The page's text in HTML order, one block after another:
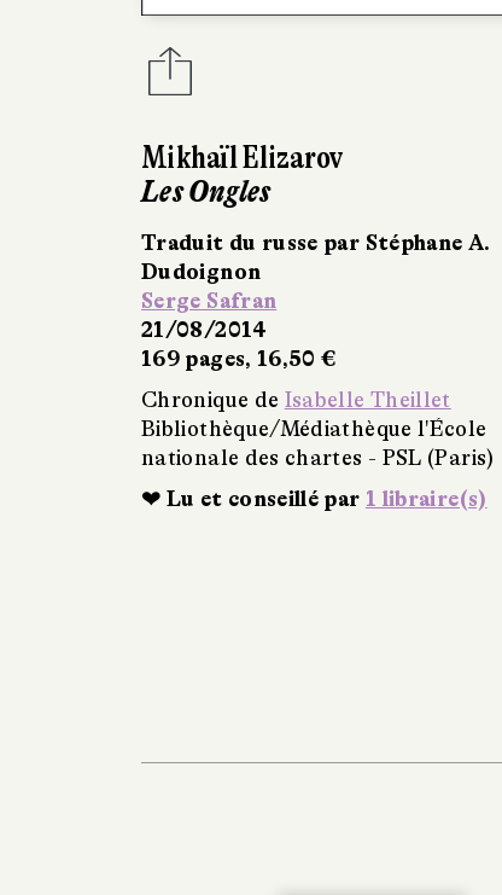
Mikhaïl Elizarov
Les Ongles
Traduit du russe par Stéphane A.
Dudoignon
Serge Safran
21/08/2014
169 pages, 16,50 €
Chronique de Isabelle Theillet
Bibliothèque/Médiathèque l'École
nationale des chartes - PSL (Paris)
❤ Lu et conseillé par 1 libraire(s)